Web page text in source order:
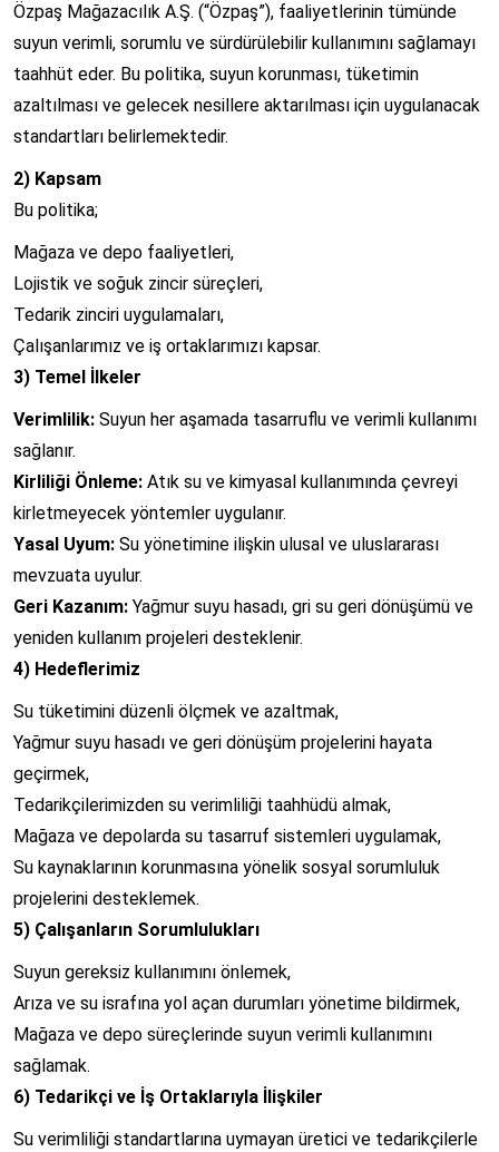
Özpaş Mağazacılık A.Ş. (“Özpaş”), faaliyetlerinin tümünde
suyun verimli, sorumlu ve sürdürülebilir kullanımını sağlamayı
taahhüt eder. Bu politika, suyun korunması, tüketimin
azaltılması ve gelecek nesillere aktarılması için uygulanacak
standartları belirlemektedir.
2) Kapsam
Bu politika;
Mağaza ve depo faaliyetleri,
Lojistik ve soğuk zincir süreçleri,
Tedarik zinciri uygulamaları,
Çalışanlarımız ve iş ortaklarımızı kapsar.
3) Temel İlkeler
Verimlilik: Suyun her aşamada tasarruflu ve verimli kullanımı
sağlanır.
Kirliliği Önleme: Atık su ve kimyasal kullanımında çevreyi
kirletmeyecek yöntemler uygulanır.
Yasal Uyum: Su yönetimine ilişkin ulusal ve uluslararası
mevzuata uyulur.
Geri Kazanım: Yağmur suyu hasadı, gri su geri dönüşümü ve
yeniden kullanım projeleri desteklenir.
4) Hedeflerimiz
Su tüketimini düzenli ölçmek ve azaltmak,
Yağmur suyu hasadı ve geri dönüşüm projelerini hayata
geçirmek,
Tedarikçilerimizden su verimliliği taahhüdü almak,
Mağaza ve depolarda su tasarruf sistemleri uygulamak,
Su kaynaklarının korunmasına yönelik sosyal sorumluluk
projelerini desteklemek.
5) Çalışanların Sorumlulukları
Suyun gereksiz kullanımını önlemek,
Arıza ve su israfına yol açan durumları yönetime bildirmek,
Mağaza ve depo süreçlerinde suyun verimli kullanımını
sağlamak.
6) Tedarikçi ve İş Ortaklarıyla İlişkiler
Su verimliliği standartlarına uymayan üretici ve tedarikçilerle